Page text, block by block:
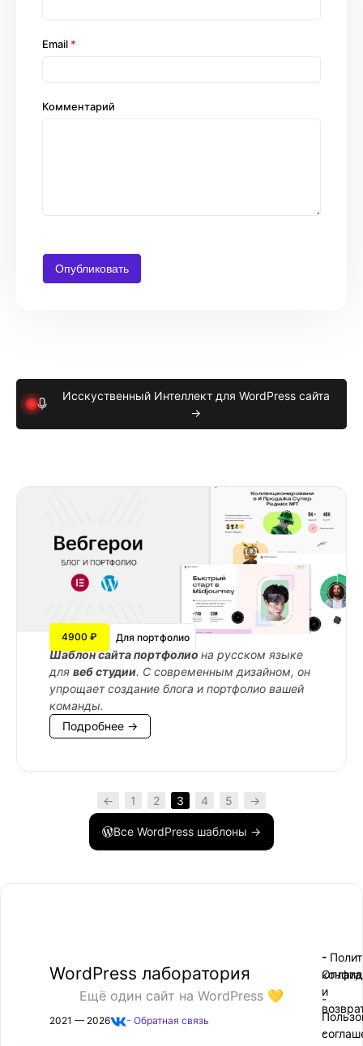
Комментарий
Email *
Исскуственный Интеллект для WordPress сайта
→
4900 ₽ Для портфолио
Шаблон сайта портфолио на русском языке
для веб студии. С современным дизайном, он
упрощает создание блога и портфолио вашей
команды.
Подробнее →
← 1 2 3 4 5 →
Все WordPress шаблоны →
WordPress лаборатория
Ещё один сайт на WordPress 💛
2021 — 2026 - Обратная связь
-
-
-
Оплата
и
-